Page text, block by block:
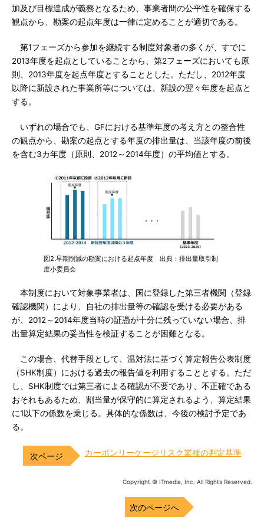
加及び目標達成が義務となるため、事業者間の公平性を確保する
観点から、勘案の起点年度は一律に定めることが適切である。
第1フェーズから参加を継続する制度対象者の多くが、すでに
2013年度を起点としていることから、第2フェーズにおいても原
則、2013年度を起点年度とすることとした。ただし、2012年度
以降に新設された事業所等については、新設の翌々年度を起点と
する。
いずれの場合でも、GFにおける基準年度の考え方との整合性
の観点から、勘案の起点とする年度の排出量は、当該年度の前後
を含む3カ年度（原則、2012～2014年度）の平均値とする。
図2.早期削減の勘案における起点年度 出典：排出量取引制
度小委員会
本制度において対象事業者は、国に登録した第三者機関（登録
確認機関）により、自社の排出量等の確認を受ける必要がある
が、2012～2014年度当時の証憑が十分に残っていない場合、排
出量算定結果の妥当性を検証することが困難となる。
この場合、代替手段として、温対法に基づく算定報告公表制度
（SHK制度）における過去の報告値を利用することとする。ただ
し、SHK制度では第三者による確認が不要であり、不正確である
おそれもあるため、割当量が保守的に算定されるよう、算定結果
に1以下の係数を乗じる。具体的な係数は、今後の検討予定であ
る。
カーボンリーケージリスク業種の判定基準
Copyright © ITmedia, Inc. All Rights Reserved.
次のページへ